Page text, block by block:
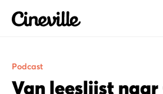
Cineville Logo
Podcast
Van leeslijst